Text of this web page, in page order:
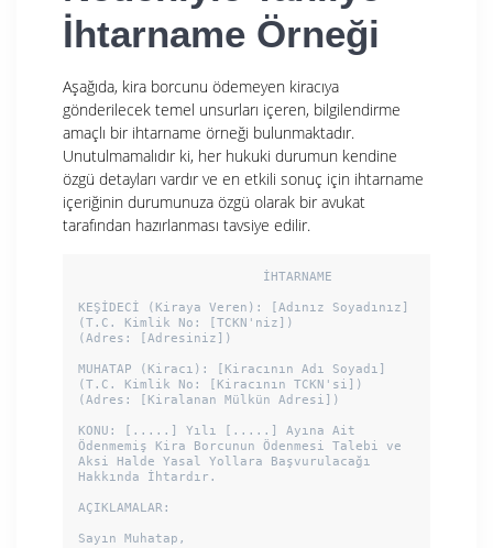
İhtarname Örneği
Aşağıda, kira borcunu ödemeyen kiracıya
gönderilecek temel unsurları içeren, bilgilendirme
amaçlı bir ihtarname örneği bulunmaktadır.
Unutulmamalıdır ki, her hukuki durumun kendine
özgü detayları vardır ve en etkili sonuç için ihtarname
içeriğinin durumunuza özgü olarak bir avukat
tarafından hazırlanması tavsiye edilir.
KEŞİDECİ (Kiraya Veren): [Adınız Soyadınız]
(T.C. Kimlik No: [TCKN'niz])
(Adres: [Adresiniz])
MUHATAP (Kiracı): [Kiracının Adı Soyadı]
(T.C. Kimlik No: [Kiracının TCKN'si])
(Adres: [Kiralanan Mülkün Adresi])
KONU: [.....] Yılı [.....] Ayına Ait
Ödenmemiş Kira Borcunun Ödenmesi Talebi ve
Aksi Halde Yasal Yollara Başvurulacağı
Hakkında İhtardır.
AÇIKLAMALAR:
Sayın Muhatap,